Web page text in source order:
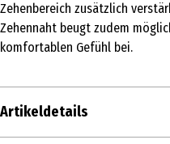
Zehenbereich zusätzlich
Zehennaht beugt zudem
komfortablen Gefühl bei.
Artikeldetails